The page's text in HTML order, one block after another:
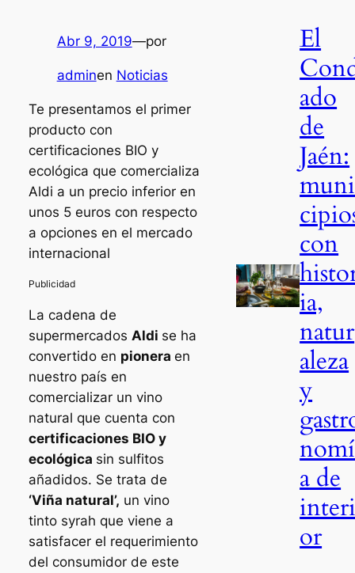
Abr 9, 2019—por
adminen Noticias
Te presentamos el primer
producto con
certificaciones BIO y
ecológica que comercializa
Aldi a un precio inferior en
unos 5 euros con respecto
a opciones en el mercado
internacional
La cadena de
supermercados Aldi se ha
convertido en pionera en
nuestro país en
comercializar un vino
natural que cuenta con
certificaciones BIO y
ecológica sin sulfitos
añadidos. Se trata de
‘Viña natural’, un vino
tinto syrah que viene a
satisfacer el requerimiento
del consumidor de este
El
ado
de
Jaén:
muni
con
ia,
natur
aleza
y
nomí
a de
or